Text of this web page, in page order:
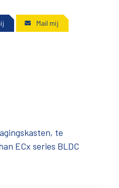
Mail mij
te
ECx series BLDC